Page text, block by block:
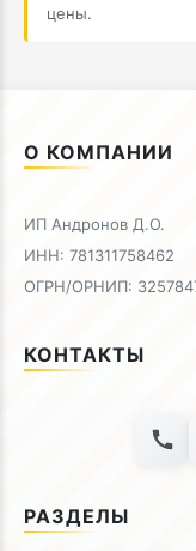
цены.
О КОМПАНИИ
ИП Андронов Д.О.
ИНН: 781311758462
ОГРН/ОРНИП:
КОНТАКТЫ
РАЗДЕЛЫ